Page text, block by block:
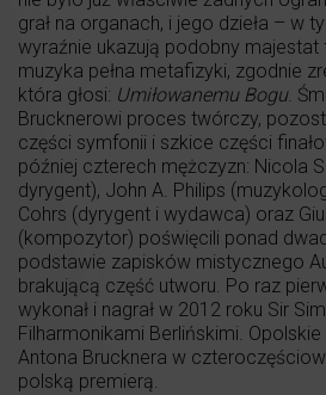
grał na organach, i jego dzieła – w
wyraźnie ukazują podobny majestat
muzyka pełna metafizyki, zgodnie
która głosi: Umiłowanemu Bogu.
Brucknerowi proces twórczy,
części symfonii i szkice części
później czterech mężczyzn: Nicola
dyrygent), John A. Philips
Cohrs (dyrygent i wydawca) oraz
(kompozytor) poświęcili ponad
podstawie zapisków mistycznego
brakującą część utworu. Po raz
wykonał i nagrał w 2012 roku Sir
Filharmonikami Berlińskimi.
Antona Brucknera w
polską premierą.